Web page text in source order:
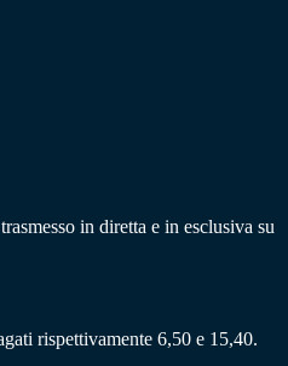
in diretta e in esclusiva su
rispettivamente 6,50 e 15,40.